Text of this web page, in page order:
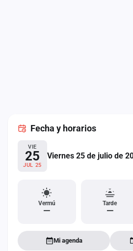
Fecha y horarios
VIE
25
JUL 25
Viernes 25 de julio de
Vermú
—
Tarde
—
Mi agenda
Administración
Contacto